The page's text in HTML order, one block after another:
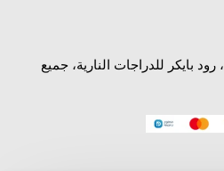
حقوق الطبع والنشر © 2026، رود بايكر للدراجات النارية، جميع